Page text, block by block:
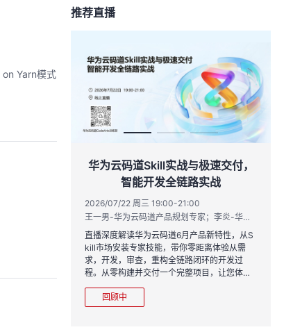
Yarn模式
推荐直播
华为云码道Skill实战与极速交付，
智能开发全链路实战
2026/07/22 周三 19:00-21:00
王一男-华为云码道产品规划专家；李炎-华为云码道产品专家；姜浩-华为云HCDG核心组成员
直播深度解读华为云码道6月产品新特性，从S
kill市场安装专家技能，带你零距离体验从需
求，开发，审查，重构全链路闭环的开发过
程。从零构建并交付一个完整项目，让您体验
从代码提交到服务上线的“极速”之旅。
回顾中